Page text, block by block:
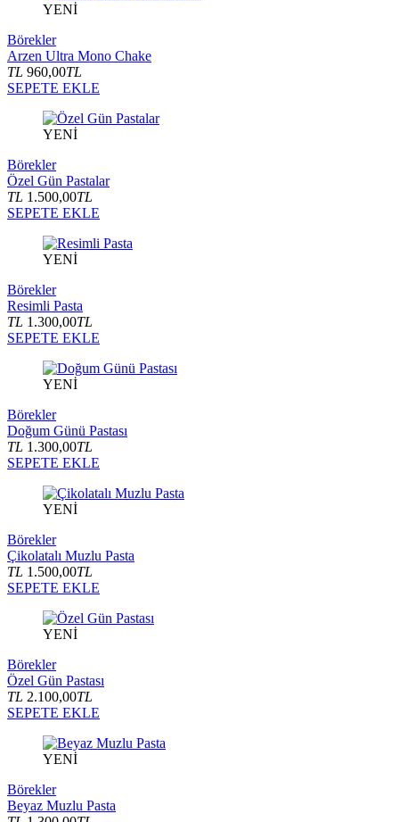
YENİ
Börekler
Arzen Ultra Mono Chake
TL 960,00TL
SEPETE EKLE
YENİ
Börekler
Özel Gün Pastalar
TL 1.500,00TL
SEPETE EKLE
YENİ
Börekler
Resimli Pasta
TL 1.300,00TL
SEPETE EKLE
YENİ
Börekler
Doğum Günü Pastası
TL 1.300,00TL
SEPETE EKLE
YENİ
Börekler
Çikolatalı Muzlu Pasta
TL 1.500,00TL
SEPETE EKLE
YENİ
Börekler
Özel Gün Pastası
TL 2.100,00TL
SEPETE EKLE
YENİ
Börekler
Beyaz Muzlu Pasta